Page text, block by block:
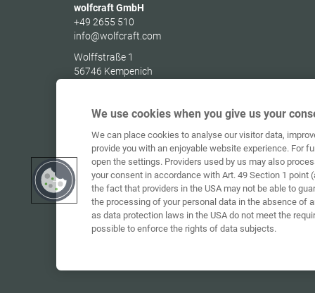
wolfcraft GmbH
+49 2655 510
info@wolfcraft.com
Wolffstraße 1
56746 Kempenich
We use cookies when you give us your
We can place cookies to analyse our visitor data,
provide you with an enjoyable website experience. For
open the settings. Providers used by us may also
your consent in accordance with Art. 49 Section 1 point
the fact that providers in the USA may not be able to
the processing of your personal data in the absence of
as data protection laws in the USA do not meet the
possible to enforce the rights of data subjects.